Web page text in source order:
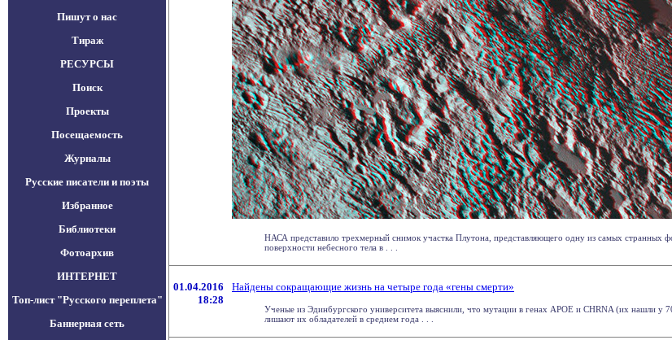
Пишут о нас
Тираж
РЕСУРСЫ
Поиск
Проекты
Посещаемость
Журналы
Русские писатели и поэты
Избранное
Библиотеки
Фотоархив
ИНТЕРНЕТ
Топ-лист "Русского переплета"
Баннерная сеть
НАСА представило трехмерный снимок участка Плутона, представляющего одну из самых странных
поверхности небесного тела в . . .
01.04.2016
18:28
Найдены сокращающие жизнь на четыре года «гены смерти»
Ученые из Эдинбургского университета выяснили, что мутации в генах APOE и CHRNA (их нашли у
лишают их обладателей в среднем года . . .